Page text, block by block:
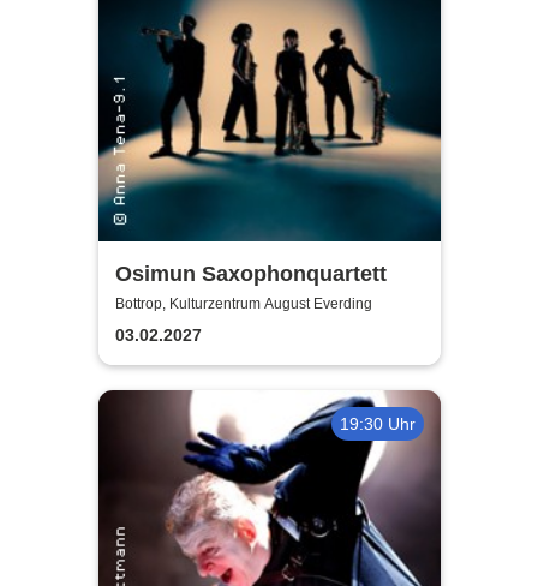
Osimun Saxophonquartett
Bottrop, Kulturzentrum August Everding
03.02.2027
19:30 Uhr